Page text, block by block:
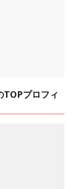
プロフィ